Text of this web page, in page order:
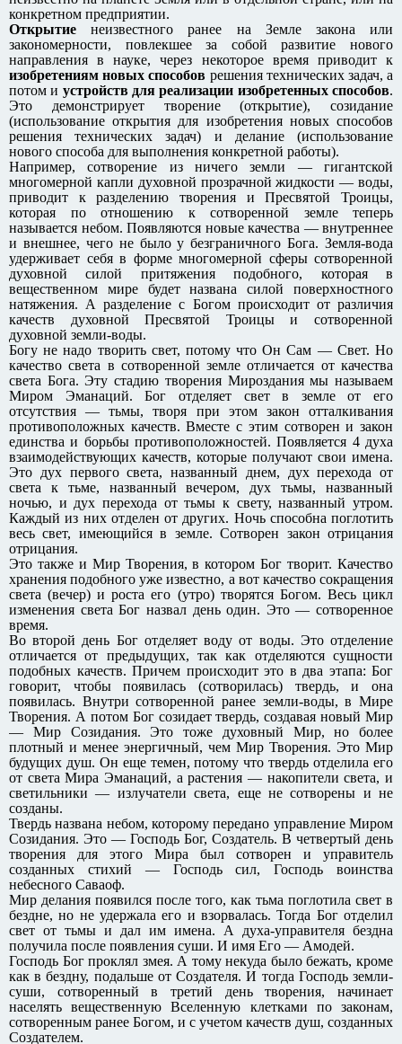
конкретном предприятии.
Открытие неизвестного ранее на Земле закона или
закономерности, повлекшее за собой развитие нового
направления в науке, через некоторое время приводит к
изобретениям новых способов решения технических задач, а
потом и устройств для реализации изобретенных способов.
Это демонстрирует творение (открытие), созидание
(использование открытия для изобретения новых способов
решения технических задач) и делание (использование
нового способа для выполнения конкретной работы).
Например, сотворение из ничего земли — гигантской
многомерной капли духовной прозрачной жидкости — воды,
приводит к разделению творения и Пресвятой Троицы,
которая по отношению к сотворенной земле теперь
называется небом. Появляются новые качества — внутреннее
и внешнее, чего не было у безграничного Бога. Земля-вода
удерживает себя в форме многомерной сферы сотворенной
духовной силой притяжения подобного, которая в
вещественном мире будет названа силой поверхностного
натяжения. А разделение с Богом происходит от различия
качеств духовной Пресвятой Троицы и сотворенной
духовной земли-воды.
Богу не надо творить свет, потому что Он Сам — Свет. Но
качество света в сотворенной земле отличается от качества
света Бога. Эту стадию творения Мироздания мы называем
Миром Эманаций. Бог отделяет свет в земле от его
отсутствия — тьмы, творя при этом закон отталкивания
противоположных качеств. Вместе с этим сотворен и закон
единства и борьбы противоположностей. Появляется 4 духа
взаимодействующих качеств, которые получают свои имена.
Это дух первого света, названный днем, дух перехода от
света к тьме, названный вечером, дух тьмы, названный
ночью, и дух перехода от тьмы к свету, названный утром.
Каждый из них отделен от других. Ночь способна поглотить
весь свет, имеющийся в земле. Сотворен закон отрицания
отрицания.
Это также и Мир Творения, в котором Бог творит. Качество
хранения подобного уже известно, а вот качество сокращения
света (вечер) и роста его (утро) творятся Богом. Весь цикл
изменения света Бог назвал день один. Это — сотворенное
время.
Во второй день Бог отделяет воду от воды. Это отделение
отличается от предыдущих, так как отделяются сущности
подобных качеств. Причем происходит это в два этапа: Бог
говорит, чтобы появилась (сотворилась) твердь, и она
появилась. Внутри сотворенной ранее земли-воды, в Мире
Творения. А потом Бог созидает твердь, создавая новый Мир
— Мир Созидания. Это тоже духовный Мир, но более
плотный и менее энергичный, чем Мир Творения. Это Мир
будущих душ. Он еще темен, потому что твердь отделила его
от света Мира Эманаций, а растения — накопители света, и
светильники — излучатели света, еще не сотворены и не
созданы.
Твердь названа небом, которому передано управление Миром
Созидания. Это — Господь Бог, Создатель. В четвертый день
творения для этого Мира был сотворен и управитель
созданных стихий — Господь сил, Господь воинства
небесного Саваоф.
Мир делания появился после того, как тьма поглотила свет в
бездне, но не удержала его и взорвалась. Тогда Бог отделил
свет от тьмы и дал им имена. А духа-управителя бездна
получила после появления суши. И имя Его — Амодей.
Господь Бог проклял змея. А тому некуда было бежать, кроме
как в бездну, подальше от Создателя. И тогда Господь земли-
суши, сотворенный в третий день творения, начинает
населять вещественную Вселенную клетками по законам,
сотворенным ранее Богом, и с учетом качеств душ, созданных
Создателем.